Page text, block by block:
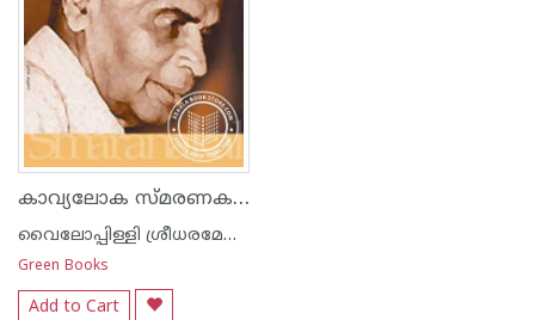
കാവ്യലോക സ്മരണകള്‍
വൈലോപ്പിള്ളി ശ്രീധരമേനോ‌ന്‍
Green Books
Add to Cart